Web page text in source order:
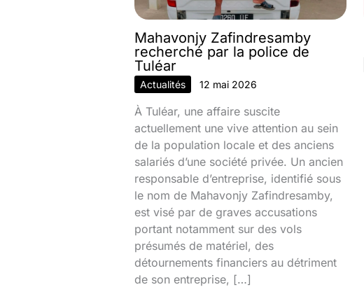
Mahavonjy Zafindresamby
recherché par la police de
Tuléar
Actualités 12 mai 2026
À Tuléar, une affaire suscite
actuellement une vive attention au sein
de la population locale et des anciens
salariés d’une société privée. Un ancien
responsable d’entreprise, identifié sous
le nom de Mahavonjy Zafindresamby,
est visé par de graves accusations
portant notamment sur des vols
présumés de matériel, des
détournements financiers au détriment
de son entreprise, […]